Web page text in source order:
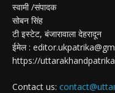
स्वामी /संपादक
सोबन सिंह
टी इस्टेट, बंजारावाला देहरादून
ईमेल :
https://
Contact us: